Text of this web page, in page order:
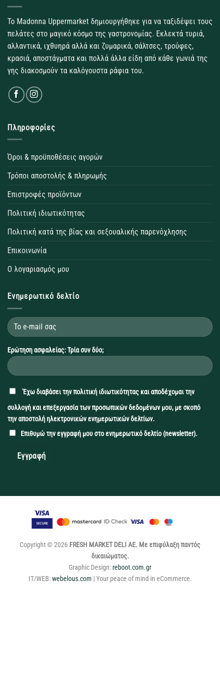
Το Madonna Uppermarket δημιουργήθηκε για να ταξιδέψει τους
πελάτες στο μαγικό κόσμο της γαστρονομίας. Εκλεκτά τυριά,
αλλαντικά, ιχθυηρά αλλά και ζυμαρικά, σάλτσες, τρούφες,
κρασιά, αποστάγματα και πολλά άλλα είδη από κάθε γωνιά της
γης διακοσμούν τα καλόγουστα ράφια του.
Πληροφορίες
Όροι & προϋποθέσεις αγορών
Τρόποι αποστολής & πληρωμής
Επιστροφές προϊόντων
Πολιτική ιδιωτικότητας
Πολιτική κατά της βίας και σεξουαλικής παρενόχλησης
Επικοινωνία
Ο λογαριασμός μου
Ενημερωτικό δελτίο
Ερώτηση ασφαλείας: Τρία συν δύο;
'Εχω διαβάσει τηνπολιτική ιδιωτικότητας και αποδέχομαι την
συλλογή και επεξεργασία των προσωπικών δεδομένων μου, με σκοπό
την αποστολή ηλεκτρονικών ενημερωτικών δελτίων.
Επιθυμώ την εγγραφή μου στο ενημερωτικό δελτίο (newsletter).
Copyright © 2026 FRESH MARKET DELI ΑΕ. Με επιφύλαξη παντός
δικαιώματος.
Graphic Design: reboot.com.gr
IT/WEB:webelous.com | Your peace of mind in eCommerce.